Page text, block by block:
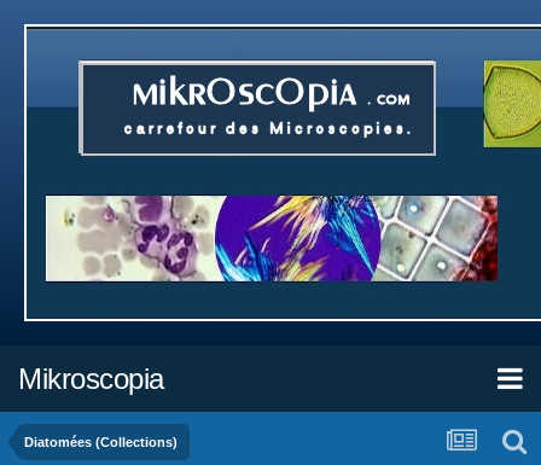
Mikroscopia
Diatomées (Collections)